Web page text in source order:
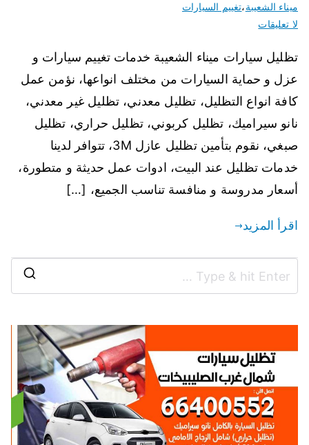
ميناء الشعيبة،تغييم السيارات
لا تعليقات
تظليل سيارات ميناء الشعيبة خدمات تغييم سيارات و
عزل و حماية السيارات من مختلف انواعها، نؤمن عمل
كافة انواع التظليل، تظليل معدني، تظليل غير معدني،
نانو سيراميك، تظليل كربوني، تظليل حراري، تظليل
صبغي، نقوم بتأمين تظليل عازل 3M، تتوافر لدينا
خدمات تظليل عند البيت، ادوات عمل حديثة و متطورة،
أسعار مدروسة و منافسة تناسب الجميع، […]
اقرأ المزيد